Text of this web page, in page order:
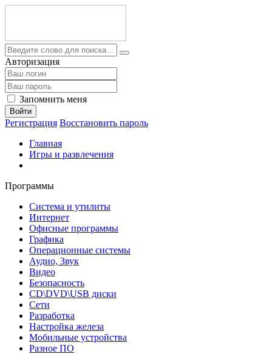
Авторизация
Запомнить меня
Войти
Регистрация Восстановить пароль
Главная
Игры и развлечения
Программы
Система и утилиты
Интернет
Офисные программы
Графика
Операционные системы
Аудио, Звук
Видео
Безопасность
CD\DVD\USB диски
Сети
Разработка
Настройка железа
Мобильные устройства
Разное ПО